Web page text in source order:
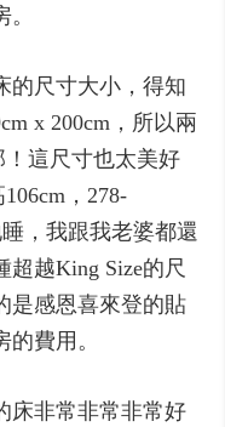
的尺寸大小，得知
x 200cm，所以兩
！這尺寸也太美好
，278-
，我跟我老婆都還
超越King Size的尺
是感恩喜來登的貼
費用。
床非常非常非常好